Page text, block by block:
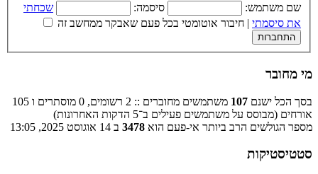
שם משתמש: סיסמה:
שכחתי
את סיסמתי | חיבור אוטומטי בכל פעם שאבקר ממחשב זה
מי מחובר
בסך הכל ישנם 107
משתמשים מחוברים :: 2 רשומים, 0 מוסתרים ו 105
אורחים (מבוסס על משתמשים פעילים ב־5 הדקות האחרונות)
מספר הגולשים הרב ביותר אי-פעם הוא 3478 ב 14 אוגוסט 2025, 13:05
סטטיסטיקות